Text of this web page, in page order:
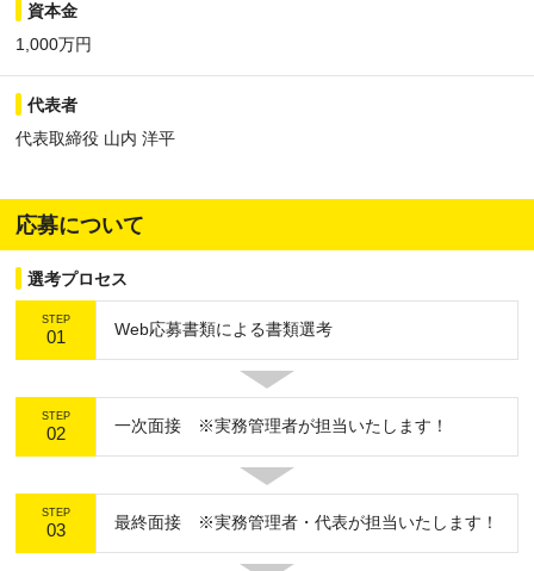
資本金
1,000万円
代表者
代表取締役 山内 洋平
応募について
選考プロセス
STEP
01 Web応募書類による書類選考
STEP
02 一次面接 ※実務管理者が担当いたします！
STEP
03 最終面接 ※実務管理者・代表が担当いたします！